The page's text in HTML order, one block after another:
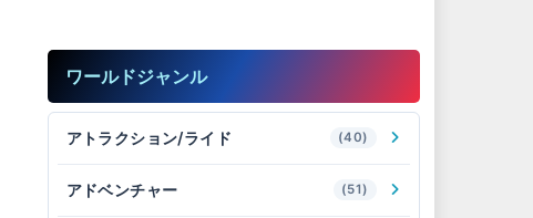
ワールドジャンル
アトラクション/ライド (40)
アドベンチャー (51)